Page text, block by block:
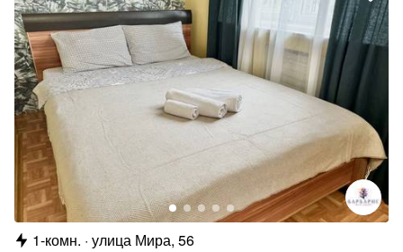
1-комн. улица Мира, 56